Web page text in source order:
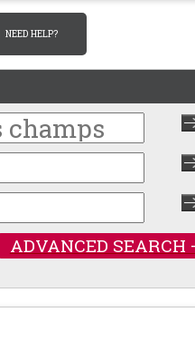
NEED HELP?
ADVANCED SEARCH